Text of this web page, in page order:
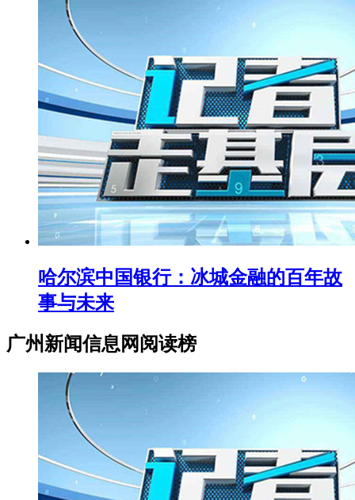
哈尔滨中国银行：冰城金融的百年故
事与未来
广州新闻信息网阅读榜